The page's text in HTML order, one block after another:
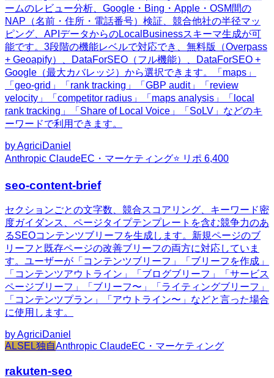
ームのレビュー分析、Google・Bing・Apple・OSM間の
NAP（名前・住所・電話番号）検証、競合他社の半径マッ
ピング、APIデータからのLocalBusinessスキーマ生成が可
能です。3段階の機能レベルで対応でき、無料版（Overpass
+ Geoapify）、DataForSEO（フル機能）、DataForSEO +
Google（最大カバレッジ）から選択できます。「maps」
「geo-grid」「rank tracking」「GBP audit」「review
velocity」「competitor radius」「maps analysis」「local
rank tracking」「Share of Local Voice」「SoLV」などのキ
ーワードで利用できます。
byAgriciDaniel
Anthropic ClaudeEC・マーケティング⭐ リポ 6,400
seo-content-brief
セクションごとの文字数、競合スコアリング、キーワード密
度ガイダンス、ページタイプテンプレートを含む競争力のあ
るSEOコンテンツブリーフを生成します。新規ページのブ
リーフと既存ページの改善ブリーフの両方に対応していま
す。ユーザーが「コンテンツブリーフ」「ブリーフを作成」
「コンテンツアウトライン」「ブログブリーフ」「サービス
ページブリーフ」「ブリーフ〜」「ライティングブリーフ」
「コンテンツプラン」「アウトライン〜」などと言った場合
に使用します。
byAgriciDaniel
ALSEL独自Anthropic ClaudeEC・マーケティング
rakuten-seo